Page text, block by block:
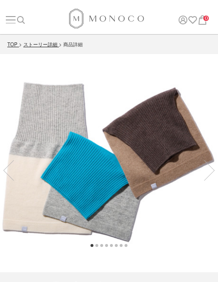
0
TOP ストーリー詳細 商品詳細